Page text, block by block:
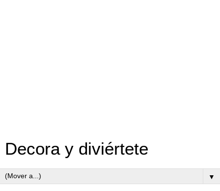
Decora y diviértete
▼